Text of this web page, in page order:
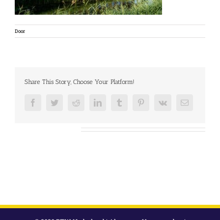
Door
Share This Story, Choose Your Platform!
FacebookTwitterRedditLinkedInTumblr PinterestVk
E-